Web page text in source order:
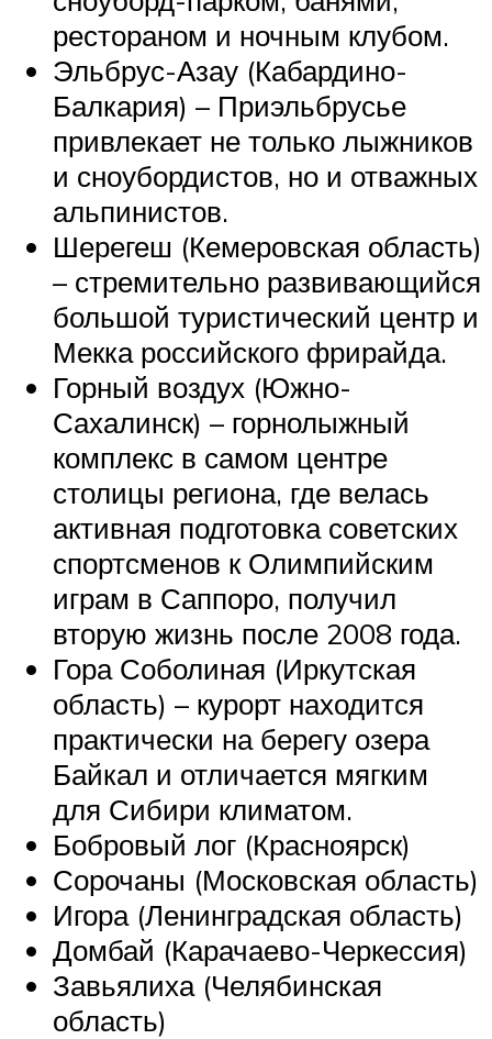
рестораном и ночным клубом.
Эльбрус-Азау (Кабардино-
Балкария) – Приэльбрусье
привлекает не только лыжников
и сноубордистов, но и отважных
альпинистов.
Шерегеш (Кемеровская область)
– стремительно развивающийся
большой туристический центр и
Мекка российского фрирайда.
Горный воздух (Южно-
Сахалинск) – горнолыжный
комплекс в самом центре
столицы региона, где велась
активная подготовка советских
спортсменов к Олимпийским
играм в Саппоро, получил
вторую жизнь после 2008 года.
Гора Соболиная (Иркутская
область) – курорт находится
практически на берегу озера
Байкал и отличается мягким
для Сибири климатом.
Бобровый лог (Красноярск)
Сорочаны (Московская область)
Игора (Ленинградская область)
Домбай (Карачаево-Черкессия)
Завьялиха (Челябинская
область)